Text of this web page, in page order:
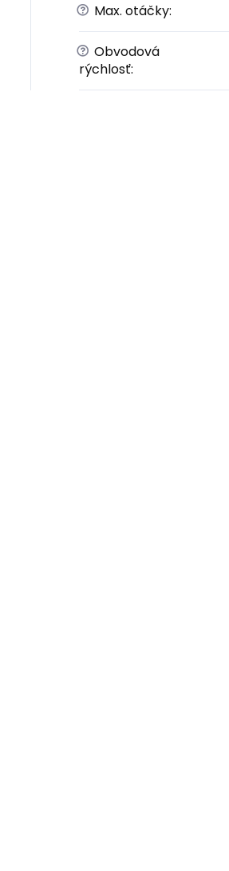
? Max. otáčky:
? Obvodová
rýchlosť: